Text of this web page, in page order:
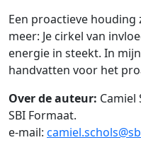
Een proactieve
meer: Je cirkel van
energie in steekt. In
handvatten voor het
Over de auteur:
SBI Formaat.
e-mail: